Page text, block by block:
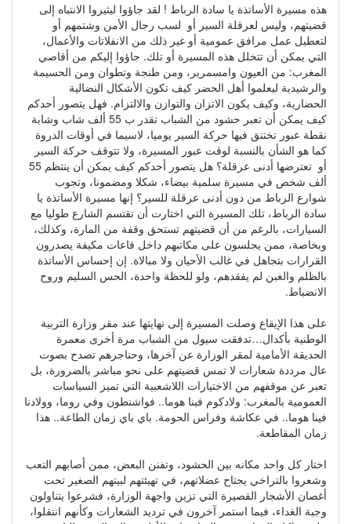
هذه مسيرة الأساتذة يا سادة الرباط ! لقد جاؤوا ليثيروا الانتباه إلى
قضيتهم، وليس لعرقلة السير أو لسب رجال الأمن وشتمهم أو
لتعطيل عمل مرافق عمومية أو غير ذلك من الانفلاتات والأعمال،
التي يمكن أن تتخلل هذه المسيرة أو تلك. جاؤوا إليكم من أقاصي
المغرب: من العيون وامسمرير، ومن طنجة وتطوان ومن الحسيمة
والرشيدية ليعلموا أهل الحضر كيف تكون الأشكال النضالية
الحضارية، وكيف يكون الاتزان والتوازن والالتزام. فهل يتصور أحدكم
كيف يمكن أن تعبر حشود من الشباب تقدر ب 55 ألف شاب وشابة
نقطة عبور تختنق فيها حركة السير يوميا، لاسيما في أوقات الدروة
كما هو الشأن بالنسبة لوقت عبور المسيرة، ولا تتوقف حركة السير
أو تعترضها أدنى عرقلة؟ هل يتصور أحدكم كيف يمكن أن ينتظم 55
ألف شخص في مسيرة سلمية بيضاء، شكلا ومضمونا، وتجوب
شوارع الرباط من دون أدنى عرقلة للسير؟ إنها مسيرة الأساتذة يا
سادة الرباط، تلك المسيرة التي اختارت أن تقتسم الشارع طوليا مع
السيارات، بالرغم من أن قضيتهم تستحق وقفة من المارة، وكذلك،
وبخاصة، ممن يجلسون على مكاتبهم داخل قاعات مكيفة يصدرون
القرارات بتجاهل في غالب الأحيان ولا مبالاة. إن إحساس الأساتذة
بالظلم والغبن لم يفقدهم، ولو للحظة واحدة، الحس السليم وروح
الانضباط.
على هذا الإيقاع وصلت المسيرة إلى نهايتها عند مقر وزارة التربية
الوطنية بأكدال…تدفقت سيول من الشباب مرة أخرى معمرة
الحديقة الأمامية لمقر الوزارة عن آخرها، وحناجرهم تصدح بصوت
عال مرددة شعارات لا تمس قضيتهم على نحو مباشر بالضرورة، بل
تعبر عن موقفهم من الاختيارات اللاشعبية التي تميز السياسات
العمومية بالمغرب: ولادكوم فينا هوما.. فواشنطون وفي روما، وولادنا
فينا هوما.. في عكاشة وفراس الحومة. باي باي زمان الطاعة.. هذا
زمان المقاطعة.
اختار كل واحد مكانه بين الحشود، وتفنن البعض، ممن أصابهم التعب
وشعروا بالتراخي يجتاح عضلاتهم، في تهيئتهم لبيتهم الصغير تحت
أغصان الأشجار القصيرة التي تزين واجهة الوزارة، فشرعوا يتناولون
وجبة الغداء، فيما استمر آخرون في ترديد الشعارات وكأنهم انتقلوا،